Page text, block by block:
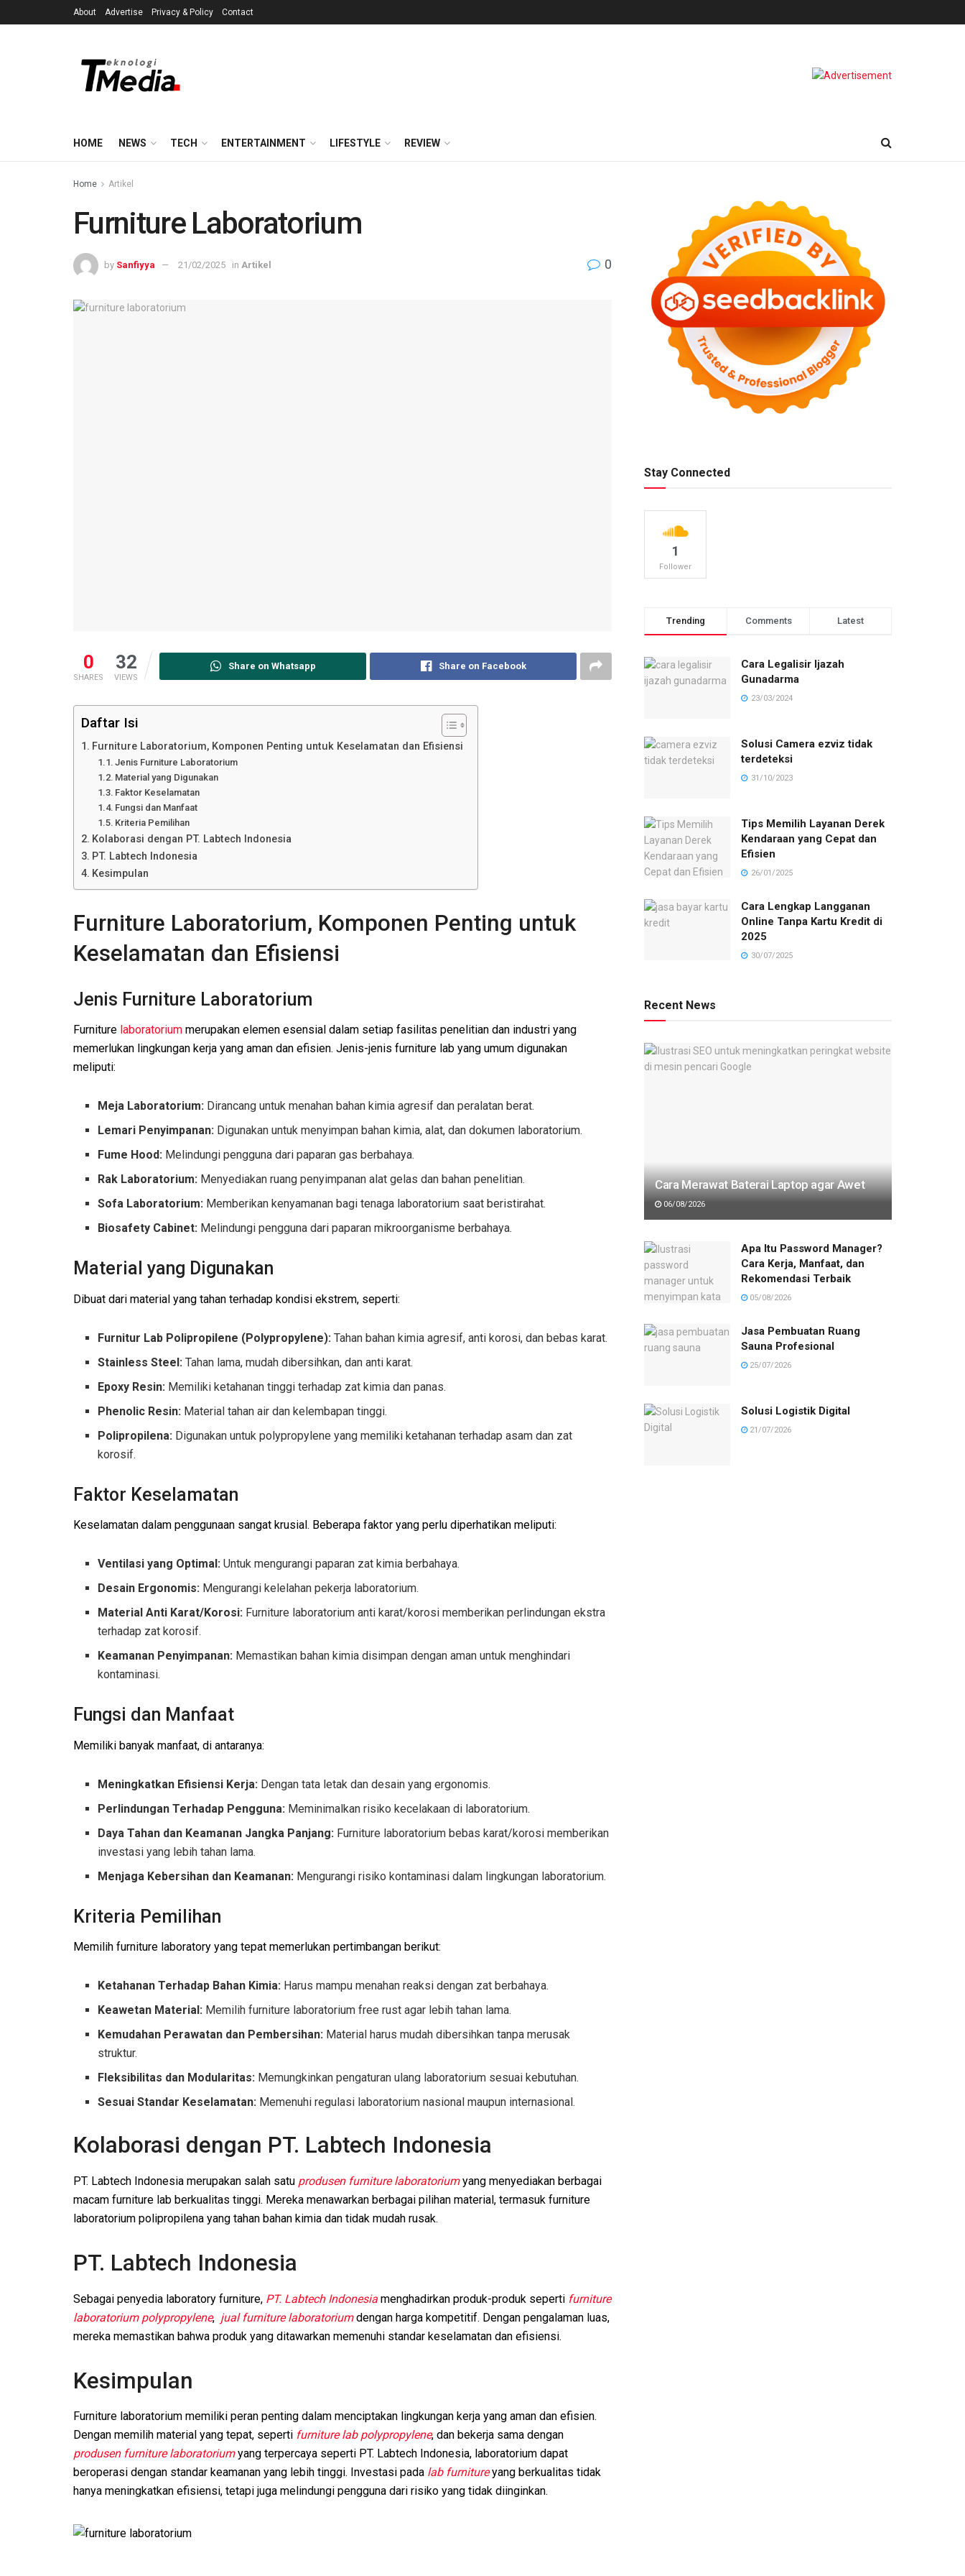
About Advertise Privacy & Policy Contact
HOME NEWS TECH ENTERTAINMENT LIFESTYLE REVIEW
Home Artikel
Furniture Laboratorium
by Sanfiyya 21/02/2025 in Artikel 0
0
SHARES
32
VIEWS
Share on Whatsapp Share on Facebook
Daftar Isi
Furniture Laboratorium, Komponen Penting untuk Keselamatan dan Efisiensi
Jenis Furniture Laboratorium
Material yang Digunakan
Faktor Keselamatan
Fungsi dan Manfaat
Kriteria Pemilihan
Kolaborasi dengan PT. Labtech Indonesia
PT. Labtech Indonesia
Kesimpulan
Furniture Laboratorium, Komponen Penting untuk
Keselamatan dan Efisiensi
Jenis Furniture Laboratorium
Furniture laboratorium merupakan elemen esensial dalam setiap fasilitas penelitian dan industri yang
memerlukan lingkungan kerja yang aman dan efisien. Jenis-jenis furniture lab yang umum digunakan
meliputi:
Meja Laboratorium: Dirancang untuk menahan bahan kimia agresif dan peralatan berat.
Lemari Penyimpanan: Digunakan untuk menyimpan bahan kimia, alat, dan dokumen laboratorium.
Fume Hood: Melindungi pengguna dari paparan gas berbahaya.
Rak Laboratorium: Menyediakan ruang penyimpanan alat gelas dan bahan penelitian.
Sofa Laboratorium: Memberikan kenyamanan bagi tenaga laboratorium saat beristirahat.
Biosafety Cabinet: Melindungi pengguna dari paparan mikroorganisme berbahaya.
Material yang Digunakan
Dibuat dari material yang tahan terhadap kondisi ekstrem, seperti:
Furnitur Lab Polipropilene (Polypropylene): Tahan bahan kimia agresif, anti korosi, dan bebas karat.
Stainless Steel: Tahan lama, mudah dibersihkan, dan anti karat.
Epoxy Resin: Memiliki ketahanan tinggi terhadap zat kimia dan panas.
Phenolic Resin: Material tahan air dan kelembapan tinggi.
Polipropilena: Digunakan untuk polypropylene yang memiliki ketahanan terhadap asam dan zat
korosif.
Faktor Keselamatan
Keselamatan dalam penggunaan sangat krusial. Beberapa faktor yang perlu diperhatikan meliputi:
Ventilasi yang Optimal: Untuk mengurangi paparan zat kimia berbahaya.
Desain Ergonomis: Mengurangi kelelahan pekerja laboratorium.
Material Anti Karat/Korosi: Furniture laboratorium anti karat/korosi memberikan perlindungan ekstra
terhadap zat korosif.
Keamanan Penyimpanan: Memastikan bahan kimia disimpan dengan aman untuk menghindari
kontaminasi.
Fungsi dan Manfaat
Memiliki banyak manfaat, di antaranya:
Meningkatkan Efisiensi Kerja: Dengan tata letak dan desain yang ergonomis.
Perlindungan Terhadap Pengguna: Meminimalkan risiko kecelakaan di laboratorium.
Daya Tahan dan Keamanan Jangka Panjang: Furniture laboratorium bebas karat/korosi memberikan
investasi yang lebih tahan lama.
Menjaga Kebersihan dan Keamanan: Mengurangi risiko kontaminasi dalam lingkungan laboratorium.
Kriteria Pemilihan
Memilih furniture laboratory yang tepat memerlukan pertimbangan berikut:
Ketahanan Terhadap Bahan Kimia: Harus mampu menahan reaksi dengan zat berbahaya.
Keawetan Material: Memilih furniture laboratorium free rust agar lebih tahan lama.
Kemudahan Perawatan dan Pembersihan: Material harus mudah dibersihkan tanpa merusak
struktur.
Fleksibilitas dan Modularitas: Memungkinkan pengaturan ulang laboratorium sesuai kebutuhan.
Sesuai Standar Keselamatan: Memenuhi regulasi laboratorium nasional maupun internasional.
Kolaborasi dengan PT. Labtech Indonesia
PT. Labtech Indonesia merupakan salah satu produsen furniture laboratoriumyang menyediakan berbagai
macam furniture lab berkualitas tinggi. Mereka menawarkan berbagai pilihan material, termasuk furniture
laboratorium polipropilena yang tahan bahan kimia dan tidak mudah rusak.
PT. Labtech Indonesia
Sebagai penyedia laboratory furniture, PT. Labtech Indonesia menghadirkan produk-produk seperti furniture
laboratorium polypropylene, jual furniture laboratoriumdengan harga kompetitif. Dengan pengalaman luas,
mereka memastikan bahwa produk yang ditawarkan memenuhi standar keselamatan dan efisiensi.
Kesimpulan
Furniture laboratorium memiliki peran penting dalam menciptakan lingkungan kerja yang aman dan efisien.
Dengan memilih material yang tepat, seperti furniture lab polypropylene, dan bekerja sama dengan
produsen furniture laboratoriumyang terpercaya seperti PT. Labtech Indonesia, laboratorium dapat
beroperasi dengan standar keamanan yang lebih tinggi. Investasi pada lab furnitureyang berkualitas tidak
hanya meningkatkan efisiensi, tetapi juga melindungi pengguna dari risiko yang tidak diinginkan.
Stay Connected
1
Follower
Trending Comments Latest
Cara Legalisir Ijazah
Gunadarma
23/03/2024
Solusi Camera ezviz tidak
terdeteksi
31/10/2023
Tips Memilih Layanan Derek
Kendaraan yang Cepat dan
Efisien
26/01/2025
Cara Lengkap Langganan
Online Tanpa Kartu Kredit di
2025
30/07/2025
Recent News
Cara Merawat Baterai Laptop agar Awet
06/08/2026
Apa Itu Password Manager?
Cara Kerja, Manfaat, dan
Rekomendasi Terbaik
05/08/2026
Jasa Pembuatan Ruang
Sauna Profesional
25/07/2026
Solusi Logistik Digital
21/07/2026